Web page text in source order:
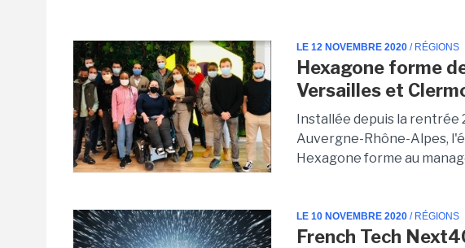
LE 12 NOVEMBRE 2020 / RÉGIONS
Hexagone forme
Versailles et
Installée depuis la rentrée
Auvergne-Rhône-Alpes,
Hexagone forme au
LE 10 NOVEMBRE 2020 / RÉGIONS
French Tech